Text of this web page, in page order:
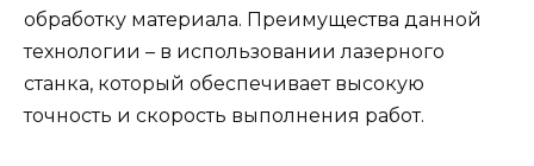
обработку материала. Преимущества данной
технологии – в использовании лазерного
станка, который обеспечивает высокую
точность и скорость выполнения работ.